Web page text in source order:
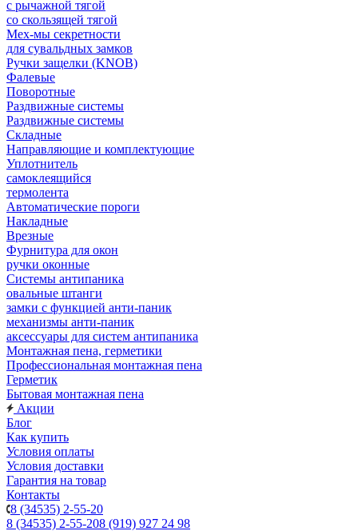
с рычажной тягой
со скользящей тягой
Мех-мы секретности
для сувальдных замков
Ручки защелки (KNOB)
Фалевые
Поворотные
Раздвижные системы
Раздвижные системы
Складные
Направляющие и комплектующие
Уплотнитель
самоклеящийся
термолента
Автоматические пороги
Накладные
Врезные
Фурнитура для окон
ручки оконные
Системы антипаника
овальные штанги
замки с функцией анти-паник
механизмы анти-паник
аксессуары для систем антипаника
Монтажная пена, герметики
Профессиональная монтажная пена
Герметик
Бытовая монтажная пена
Акции
Блог
Как купить
Условия оплаты
Условия доставки
Гарантия на товар
Контакты
8 (34535) 2-55-20
8 (34535) 2-55-208 (919) 927 24 98